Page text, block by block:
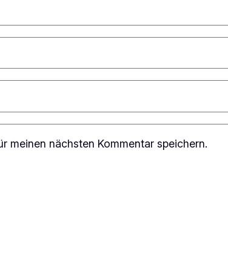
meinen nächsten Kommentar speichern.